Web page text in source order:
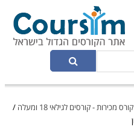
קורס מכירות - קורסים לגילאי 18 ומעלה
/